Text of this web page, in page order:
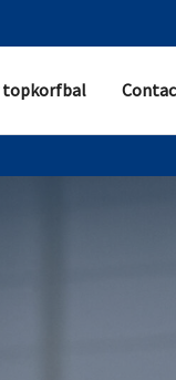
topkorfbal